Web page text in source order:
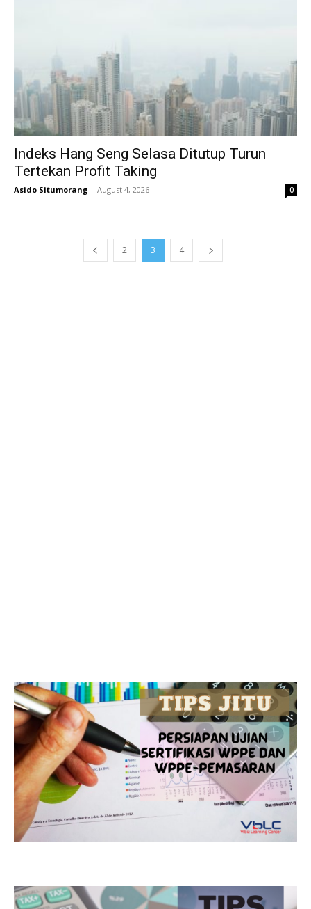
Indeks Hang Seng Selasa Ditutup Turun
Tertekan Profit Taking
Asido Situmorang - August 4, 2026 0
2 3 4